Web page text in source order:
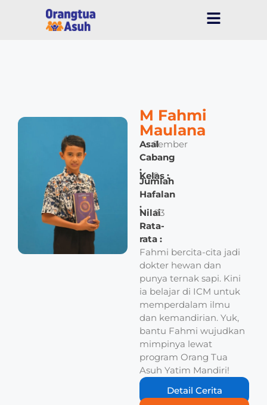
M Fahmi
Maulana
Asal
Cabang
:
Jember
Kelas :
8
Jumlah
Hafalan
:
–
Nilai
Rata-
rata :
83
Fahmi bercita-cita jadi
dokter hewan dan
punya ternak sapi. Kini
ia belajar di ICM untuk
memperdalam ilmu
dan kemandirian. Yuk,
bantu Fahmi wujudkan
mimpinya lewat
program Orang Tua
Asuh Yatim Mandiri!
Detail Cerita